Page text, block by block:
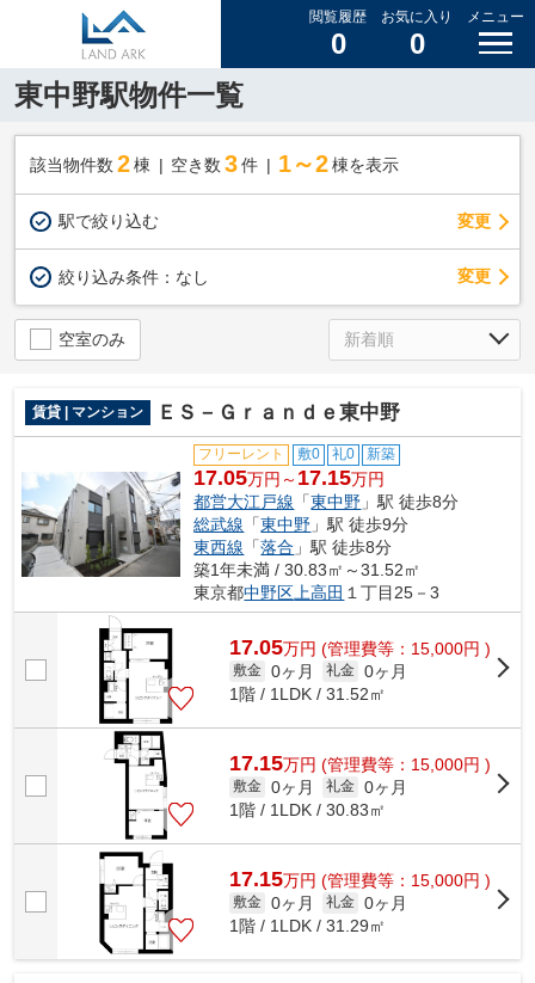
閲覧履歴
0
お気に入り
0
メニュー
東中野駅物件一覧
該当物件数 2棟 空き数 3 件 1～2 棟を表示
駅で絞り込む 変更
絞り込み条件： なし 変更
空室のみ
賃貸 | マンション ＥＳ－Ｇｒａｎｄｅ東中野
フリーレント 敷0 礼0 新築
17.05万円～ 17.15万円
都営大江戸線 「東中野 」駅 徒歩8分
総武線 「東中野 」駅 徒歩9分
東西線 「落合 」駅 徒歩8分
築1年未満 / 30.83㎡～31.52㎡
東京都中野区上高田 １丁目25－3
17.05万円 (管理費等：15,000円 )
敷金 0ヶ月 礼金 0ヶ月
1階 / 1LDK / 31.52㎡
17.15万円 (管理費等：15,000円 )
敷金 0ヶ月 礼金 0ヶ月
1階 / 1LDK / 30.83㎡
17.15万円 (管理費等：15,000円 )
敷金 0ヶ月 礼金 0ヶ月
1階 / 1LDK / 31.29㎡